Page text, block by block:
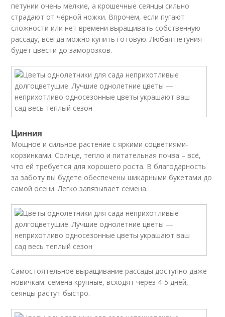
петунии очень мелкие, а крошечные сеянцы сильно
страдают от чёрной ножки. Впрочем, если пугают
сложности или нет времени выращивать собственную
рассаду, всегда можно купить готовую. Любая петуния
будет цвести до заморозков.
Цинния
Мощное и сильное растение с яркими соцветиями-
корзинками. Солнце, тепло и питательная почва – всё,
что ей требуется для хорошего роста. В благодарность
за заботу вы будете обеспечены шикарными букетами до
самой осени. Легко завязывает семена.
Самостоятельное выращивание рассады доступно даже
новичкам: семена крупные, всходят через 4-5 дней,
сеянцы растут быстро.